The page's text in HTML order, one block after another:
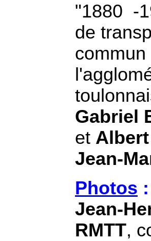
"1880 -
de
commun
Gabriel
et
Jean-
Photos
Jean-
RMTT,